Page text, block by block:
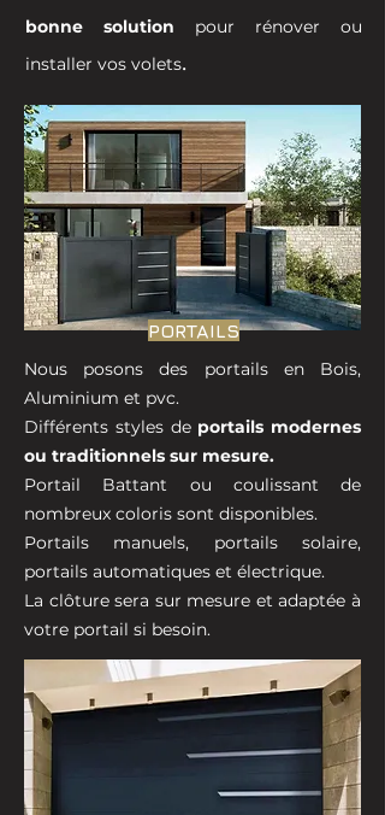
bonne solution pour rénover ou
installer vos volets.
PORTAILS
Nous posons des portails en Bois,
Aluminium et pvc.
Différents styles de portails modernes
ou traditionnels sur mesure.
Portail Battant ou coulissant de
nombreux coloris sont disponibles.
Portails manuels, portails solaire,
portails automatiques et électrique.
La clôture sera sur mesure et adaptée à
votre portail si besoin.